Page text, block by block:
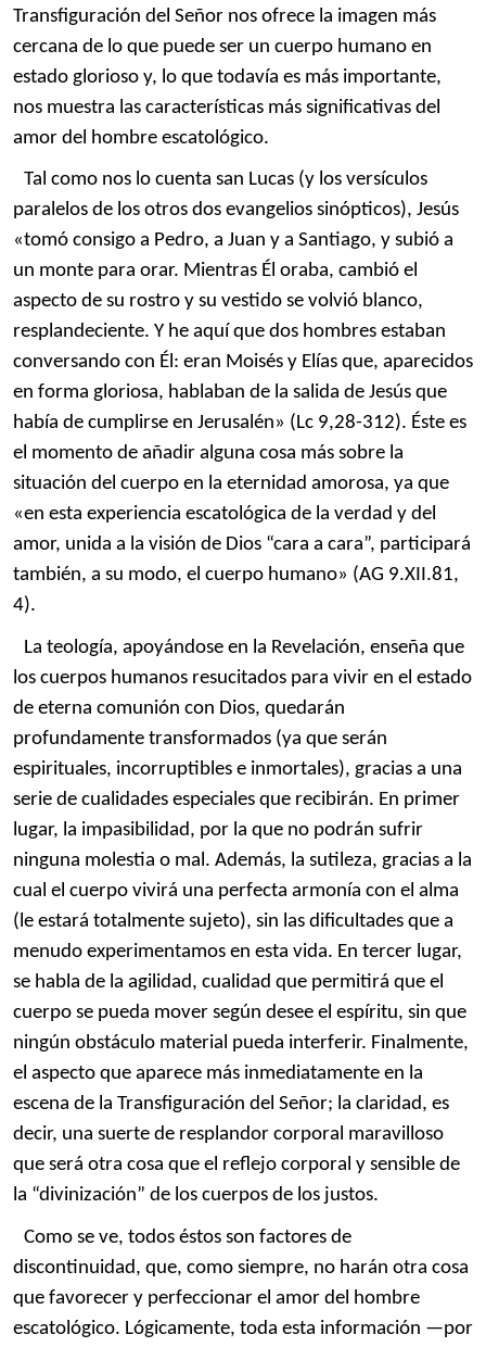
Transfiguración del Señor nos ofrece la imagen más
cercana de lo que puede ser un cuerpo humano en
estado glorioso y, lo que todavía es más importante,
nos muestra las características más significativas del
amor del hombre escatológico.
Tal como nos lo cuenta san Lucas (y los versículos
paralelos de los otros dos evangelios sinópticos), Jesús
«tomó consigo a Pedro, a Juan y a Santiago, y subió a
un monte para orar. Mientras Él oraba, cambió el
aspecto de su rostro y su vestido se volvió blanco,
resplandeciente. Y he aquí que dos hombres estaban
conversando con Él: eran Moisés y Elías que, aparecidos
en forma gloriosa, hablaban de la salida de Jesús que
había de cumplirse en Jerusalén» (Lc 9,28-312). Éste es
el momento de añadir alguna cosa más sobre la
situación del cuerpo en la eternidad amorosa, ya que
«en esta experiencia escatológica de la verdad y del
amor, unida a la visión de Dios “cara a cara”, participará
también, a su modo, el cuerpo humano» (AG 9.XII.81,
4).
La teología, apoyándose en la Revelación, enseña que
los cuerpos humanos resucitados para vivir en el estado
de eterna comunión con Dios, quedarán
profundamente transformados (ya que serán
espirituales, incorruptibles e inmortales), gracias a una
serie de cualidades especiales que recibirán. En primer
lugar, la impasibilidad, por la que no podrán sufrir
ninguna molestia o mal. Además, la sutileza, gracias a la
cual el cuerpo vivirá una perfecta armonía con el alma
(le estará totalmente sujeto), sin las dificultades que a
menudo experimentamos en esta vida. En tercer lugar,
se habla de la agilidad, cualidad que permitirá que el
cuerpo se pueda mover según desee el espíritu, sin que
ningún obstáculo material pueda interferir. Finalmente,
el aspecto que aparece más inmediatamente en la
escena de la Transfiguración del Señor; la claridad, es
decir, una suerte de resplandor corporal maravilloso
que será otra cosa que el reflejo corporal y sensible de
la “divinización” de los cuerpos de los justos.
Como se ve, todos éstos son factores de
discontinuidad, que, como siempre, no harán otra cosa
que favorecer y perfeccionar el amor del hombre
escatológico. Lógicamente, toda esta información —por